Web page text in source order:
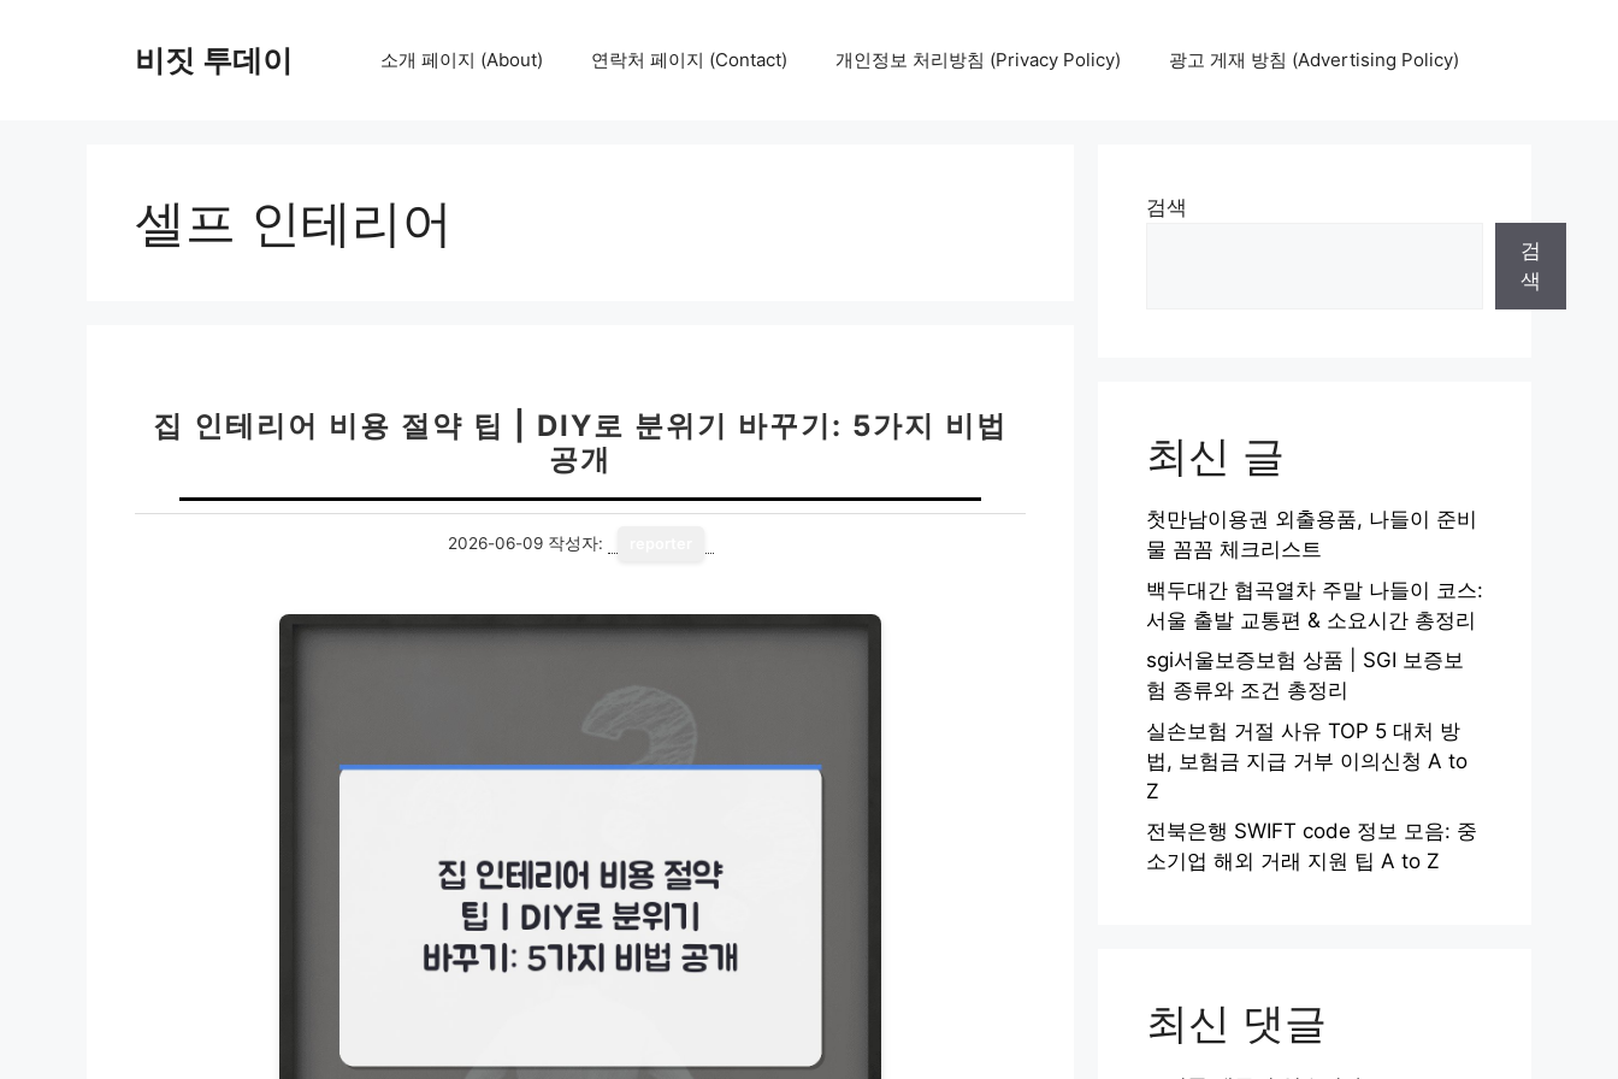
비짓 투데이 소개 페이지 (About) 연락처 페이지 (Contact) 개인정보 처리방침 (Privacy Policy) 광고 게재 방침 (Advertising Policy)
셀프 인테리어
집 인테리어 비용 절약 팁 | DIY로 분위기 바꾸기: 5가지 비법
공개
2026-06-09 작성자:
검색
검
색
최신 글
첫만남이용권 외출용품, 나들이 준비
물 꼼꼼 체크리스트
백두대간 협곡열차 주말 나들이 코스:
서울 출발 교통편 & 소요시간 총정리
sgi서울보증보험 상품 | SGI 보증보
험 종류와 조건 총정리
실손보험 거절 사유 TOP 5 대처 방
법, 보험금 지급 거부 이의신청 A to
Z
전북은행 SWIFT code 정보 모음: 중
소기업 해외 거래 지원 팁 A to Z
최신 댓글